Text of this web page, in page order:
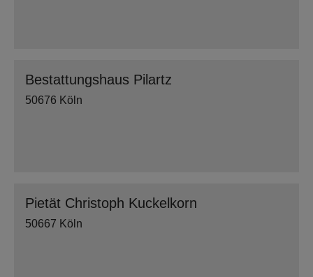
Bestattungshaus Pilartz
50676 Köln
Pietät Christoph Kuckelkorn
50667 Köln